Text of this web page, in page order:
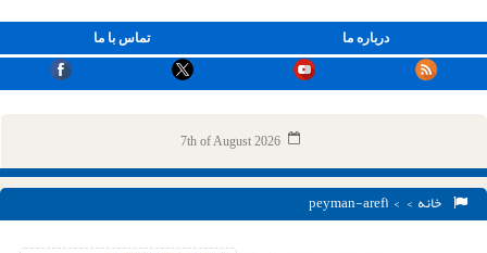
تماس با ما درباره ما
7th of August 2026
خانه > > peyman-aref۱